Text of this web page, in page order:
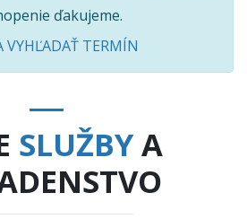
ďakujeme.
VYHĽADAŤ TERMÍN
SLUŽBYA